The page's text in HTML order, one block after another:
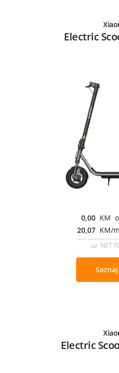
Electric
0,00 KM
20,07 KM/
uz NET
Electric